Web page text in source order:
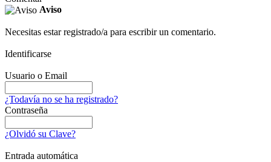
Aviso
Necesitas estar registrado/a para escribir un comentario.
Identificarse
Usuario o Email
¿Todavía no se ha registrado?
Contraseña
¿Olvidó su Clave?
Entrada automática